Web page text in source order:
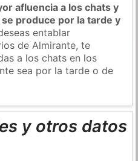
afluencia a los chats y
produce por la tarde y
entablar
de Almirante, te
a los chats en los
sea por la tarde o de
y otros datos